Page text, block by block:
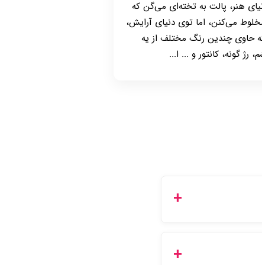
هنر، پالت به تخته‌ای می‌گن که
می‌کنن، اما توی دنیای آرایش،
حاوی چندین رنگ مختلف از یه
گونه، کانتور و ... ا...